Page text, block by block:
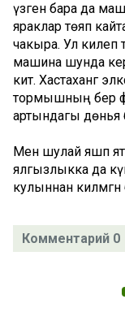
үзәгенә бара да
яраклар төяп
чакыра. Ул килеп
машина шунда
китә. Хастаханәгә
тормышның бер
артындагы дөнья
Менә шулай яшәп
ялгызлыкка да
кулыннан
Комментарий 0